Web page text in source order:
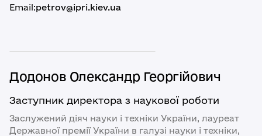
Email:petrov@ipri.kiev.ua
Додонов Oлександр Георгійович
Заступник директора з наукової роботи
Заслужений діяч науки і техніки України, лауреат
Державної премії України в галузі науки і техніки,